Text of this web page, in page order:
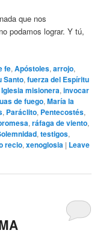
que nos
podamos lograr. Y tú,
fe,Apóstoles,arrojo,
Santo,fuerza del Espíritu
Iglesia misionera,invocar
de fuego,María la
, Paráclito, Pentecostés,
,ráfaga de viento,
,testigos,
recio,xenoglosia | Leave